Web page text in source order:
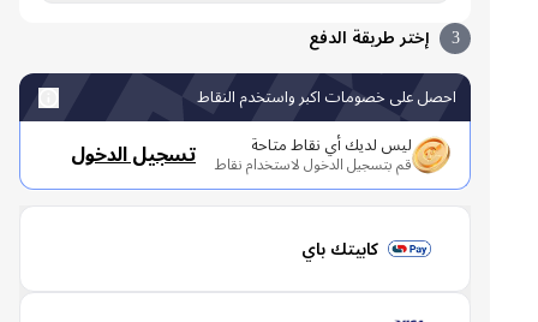
إختر طريقة الدفع
احصل على خصومات اكبر واستخدم النقاط
ليس لديك أي نقاط متاحة
قم بتسجيل الدخول لاستخدام نقاط تسجيل الدخول
كابيتك باي